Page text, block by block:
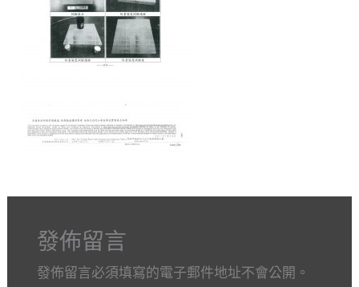
發佈留言
發佈留言必須填寫的電子郵件地址不會公開。